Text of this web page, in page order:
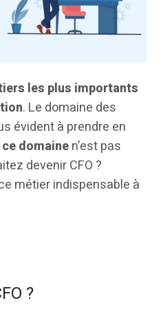
les plus importants
. Le domaine des
évident à prendre en
domainen’est pas
devenir CFO ?
métier indispensable à
?